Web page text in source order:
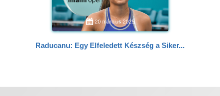
20 március 2025
Raducanu: Egy Elfeledett Készség a Siker...